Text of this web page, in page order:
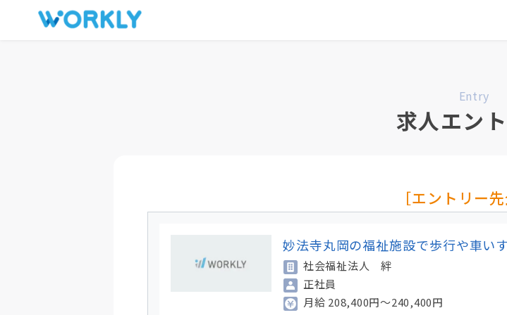
Entry
求人エン
［エントリー先
妙法寺丸岡の福祉施設で歩行や車い
社会福祉法人 絆
正社員
月給 208,400円～240,400円